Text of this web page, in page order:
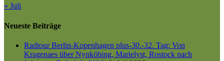
« Juli
Neueste Beiträge
Radtour Berlin-Kopenhagen plus-30.-32. Tag: Von
Kragenaes über Nynköbing, Marielyst, Rostock nach